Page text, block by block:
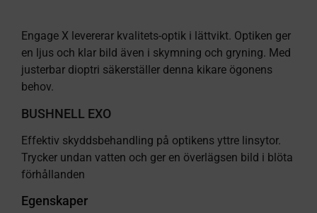
Engage X levererar kvalitets-optik i lättvikt. Optiken ger
en ljus och klar bild även i skymning och gryning. Med
justerbar dioptri säkerställer denna kikare ögonens
behov.
BUSHNELL EXO
Effektiv skyddsbehandling på optikens yttre linsytor.
Trycker undan vatten och ger en överlägsen bild i blöta
förhållanden
Egenskaper